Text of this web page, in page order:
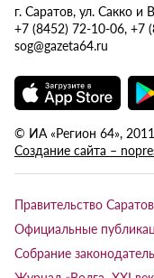
г. Саратов, ул. Сакко и
+7 (8452) 72-10-06, +7
sog@gazeta64.ru
© ИА «Регион 64»,
Создание сайта –
Правительство
Официальные
Собрание